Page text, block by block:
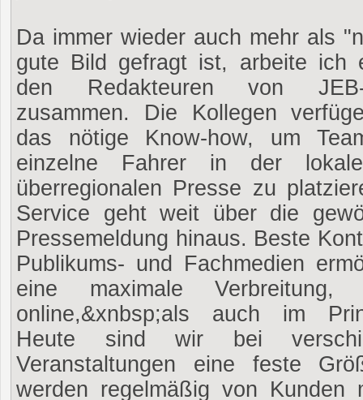
Da immer wieder auch mehr als
gute Bild gefragt ist, arbeite ich
den Redakteuren von JEB-
zusammen. Die Kollegen
das nötige Know-how, um
einzelne Fahrer in der
überregionalen Presse zu
Service geht weit über die
Pressemeldung hinaus. Beste
Publikums- und Fachmedien
eine maximale Verbreitung,
online,&xnbsp;als auch im
Heute sind wir bei
Veranstaltungen eine feste
werden regelmäßig von Kunden